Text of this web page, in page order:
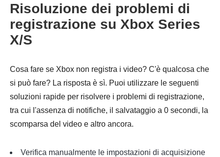
Risoluzione dei problemi di
registrazione su Xbox Series
X/S
Cosa fare se Xbox non registra i video? C'è qualcosa che
si può fare? La risposta è sì. Puoi utilizzare le seguenti
soluzioni rapide per risolvere i problemi di registrazione,
tra cui l'assenza di notifiche, il salvataggio a 0 secondi, la
scomparsa del video e altro ancora.
Verifica manualmente le impostazioni di acquisizione